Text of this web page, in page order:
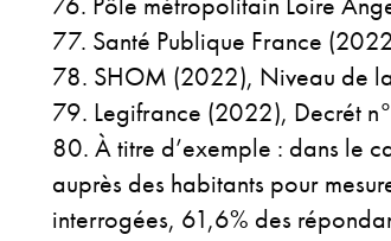
Santé Publique France
SHOM (2022), Niveau de
Legifrance (2022), Decrét
À titre d’exemple : dans le
auprès des habitants pour
interrogées, 61,6% des